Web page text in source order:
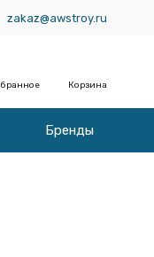
zakaz@awstroy.ru
Корзина
Бренды